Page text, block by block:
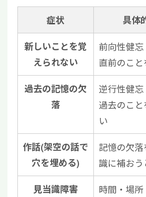
症状 具体
新しいことを覚
えられない
前向性健忘
直前のこと
過去の記憶の欠
落
逆行性健忘
過去のこ
い
作話(架空の話で
穴を埋める)
記憶の欠
識に補おう
見当識障害
時間・場